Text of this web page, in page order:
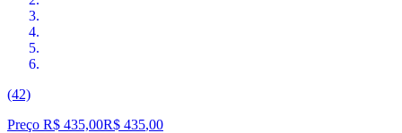
(42)
Preço R$ 435,00R$ 435,00